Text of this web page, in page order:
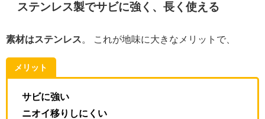
ステンレス製でサビに強く、長く使える
素材はステンレス 。 これが地味に大きなメリットで、
メリット
サビに強い
ニオイ移りしにくい